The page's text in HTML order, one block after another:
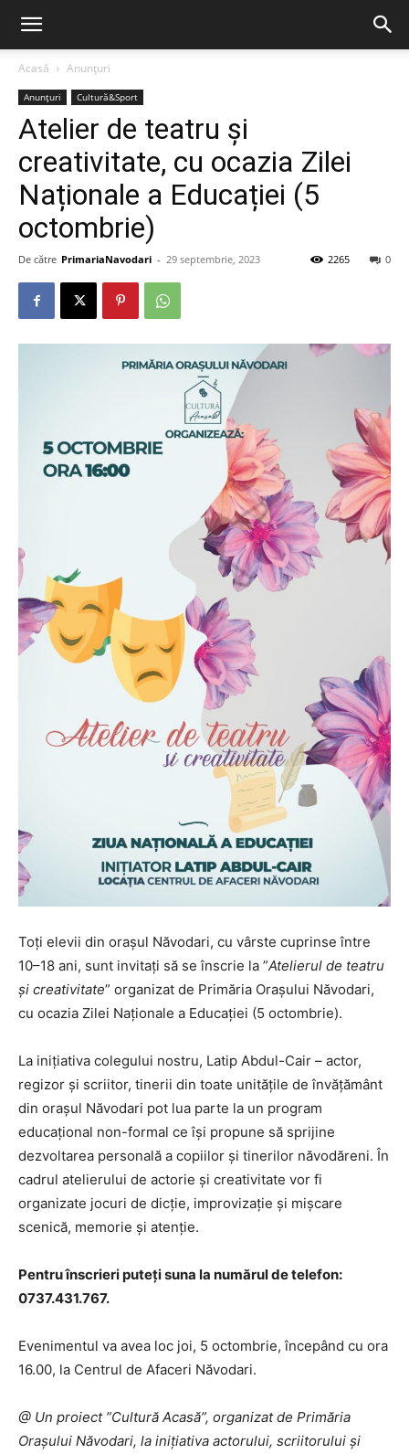
Acasă Anunțuri
Anunțuri Cultură&Sport
Atelier de teatru și
creativitate, cu ocazia Zilei
Naționale a Educației (5
octombrie)
De către PrimariaNavodari - 29 septembrie, 2023 0
2265
Toți elevii din orașul Năvodari, cu vârste cuprinse între
10–18 ani, sunt invitați să se înscrie la ”Atelierul de teatru
și creativitate” organizat de Primăria Orașului Năvodari,
cu ocazia Zilei Naționale a Educației (5 octombrie).
La inițiativa colegului nostru, Latip Abdul-Cair – actor,
regizor și scriitor, tinerii din toate unitățile de învățământ
din orașul Năvodari pot lua parte la un program
educațional non-formal ce își propune să sprijine
dezvoltarea personală a copiilor și tinerilor năvodăreni. În
cadrul atelierului de actorie și creativitate vor fi
organizate jocuri de dicție, improvizație și mișcare
scenică, memorie și atenție.
Pentru înscrieri puteți suna la numărul de telefon:
0737.431.767.
Evenimentul va avea loc joi, 5 octombrie, începând cu ora
16.00, la Centrul de Afaceri Năvodari.
@ Un proiect ”Cultură Acasă”, organizat de Primăria
Orașului Năvodari, la inițiativa actorului, scriitorului și